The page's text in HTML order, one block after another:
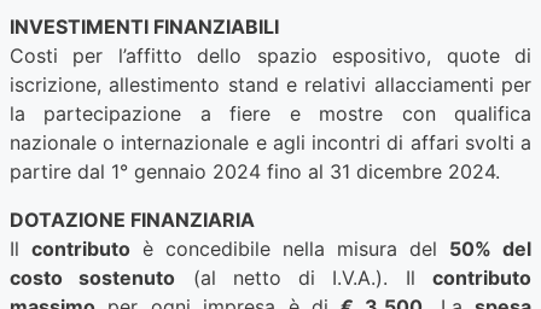
INVESTIMENTI FINANZIABILI
Costi per l’affitto dello spazio espositivo, quote di
iscrizione, allestimento stand e relativi allacciamenti per
la partecipazione a fiere e mostre con qualifica
nazionale o internazionale e agli incontri di affari svolti a
partire dal 1° gennaio 2024 fino al 31 dicembre 2024.
DOTAZIONE FINANZIARIA
Il contributo è concedibile nella misura del 50% del
costo sostenuto (al netto di I.V.A.). Ilcontributo